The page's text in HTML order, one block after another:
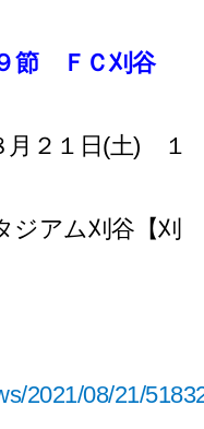
節 ＦＣ刈谷
２１日(土) １
アム刈谷【刈
2021/08/21/